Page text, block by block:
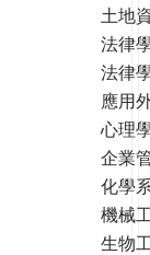
土地
法律
法律
應用
心理
企業
化學
機械
生物